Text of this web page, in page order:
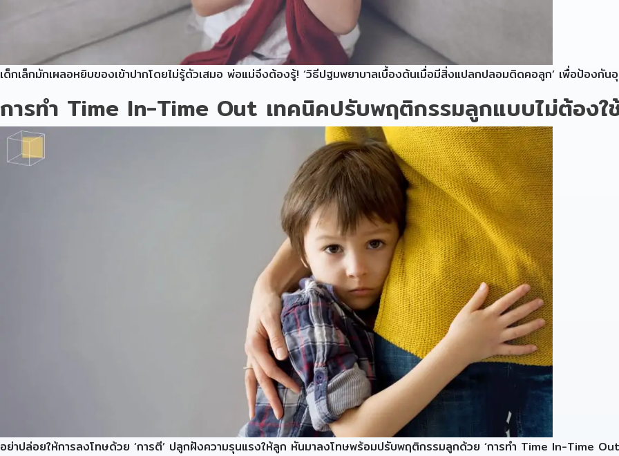
เด็กเล็กมักเผลอหยิบของเข้าปากโดยไม่รู้ตัวเสมอ พ่อแม่จึงต้องรู้! ‘วิธีปฐมพยาบาลเบื้องต้นเมื่อมีสิ่งแปลกปลอมติดคอลูก’ เพื่อป้องกัน
การทำ Time In-Time Out เทคนิคปรับพฤติกรรมลูกแบบไม่ต้องใ
อย่าปล่อยให้การลงโทษด้วย ‘การตี’ ปลูกฝังความรุนแรงให้ลูก หันมาลงโทษพร้อมปรับพฤติกรรมลูกด้วย ‘การทำ Time In-Time